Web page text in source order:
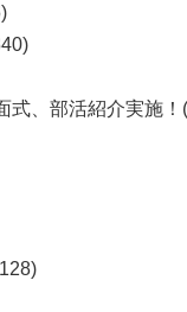
式、部活紹介実施！